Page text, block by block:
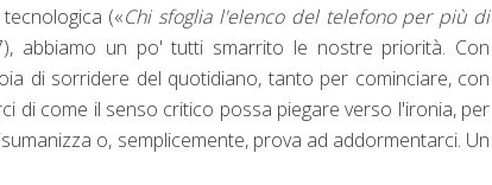
(«Chi sfoglia l'elenco del telefono per più di
abbiamo un po' tutti smarrito le nostre priorità. Con
di sorridere del quotidiano, tanto per cominciare, con
di come il senso critico possa piegare verso l'ironia, per
o, semplicemente, prova ad addormentarci. Un